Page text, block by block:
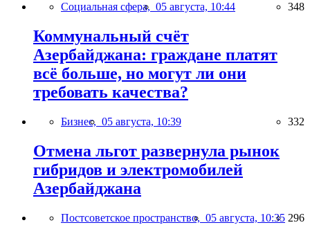
Социальная сфера, 05 августа, 10:44 348
Коммунальный счёт
Азербайджана: граждане платят
всё больше, но могут ли они
требовать качества?
Бизнес, 05 августа, 10:39 332
Отмена льгот развернула рынок
гибридов и электромобилей
Азербайджана
Постсоветское пространство, 05 августа, 10:35 296